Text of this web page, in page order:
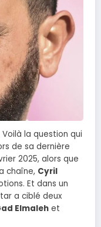
la question qui
de sa dernière
2025, alors que
chaîne, Cyril
Et dans un
a ciblé deux
Elmaleh et